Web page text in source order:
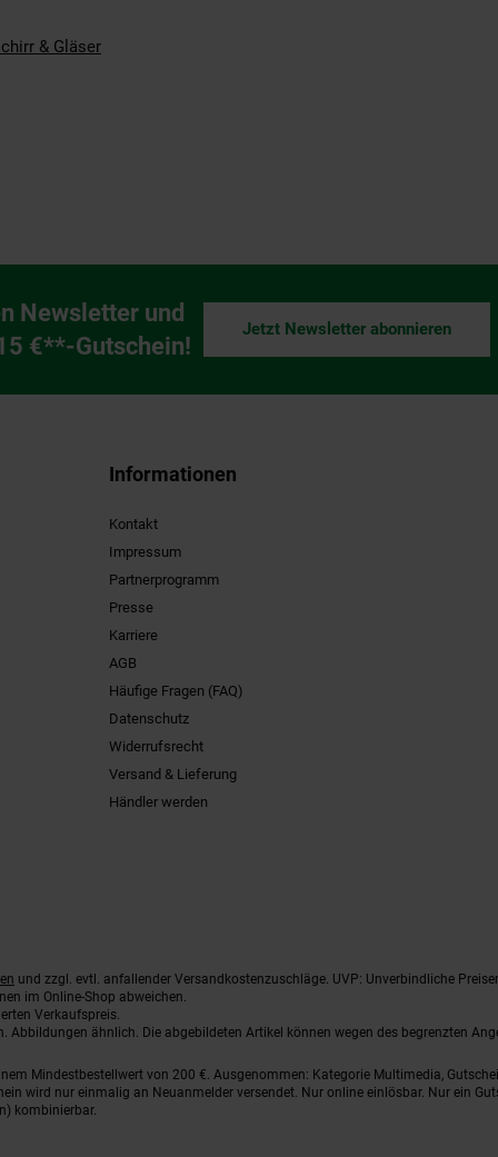
& Gläser
Newsletter und
€**-Gutschein!
Jetzt Newsletter abonnieren
Informationen
Kontakt
Impressum
Partnerprogramm
Presse
Karriere
AGB
Häufige Fragen (FAQ)
Datenschutz
Widerrufsrecht
Versand & Lieferung
Händler werden
und zzgl. evtl. anfallender Versandkostenzuschläge. UVP: Unverbindliche
im Online-Shop abweichen.
Verkaufspreis.
ähnlich. Die abgebildeten Artikel können wegen des begrenzten
Mindestbestellwert von 200 €. Ausgenommen: Kategorie Multimedia,
wird nur einmalig an Neuanmelder versendet. Nur online einlösbar. Nur ein
kombinierbar.